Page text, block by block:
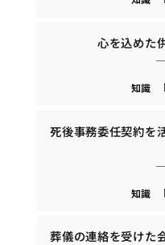
心を込めた
知識
死後事務委任契約を
知識
葬儀の連絡を受けた